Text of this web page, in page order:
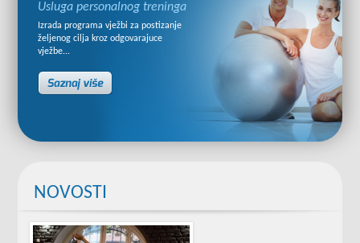
Usluga personalnog treninga
Izrada programa vježbi za postizanje
željenog cilja kroz odgovarajuce
vježbe...
NOVOSTI